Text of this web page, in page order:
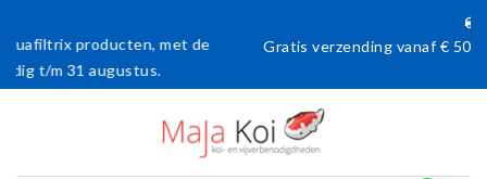
met de
Gratis verzending vanaf € 50,- (en naar België